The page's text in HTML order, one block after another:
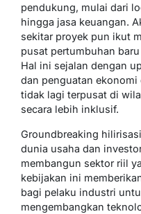
pendukung, mulai dari
hingga jasa keuangan.
sekitar proyek pun ikut
pusat pertumbuhan
Hal ini sejalan dengan
dan penguatan
tidak lagi terpusat di
secara lebih inklusif.
Groundbreaking
dunia usaha dan
membangun sektor riil
kebijakan ini
bagi pelaku industri
mengembangkan